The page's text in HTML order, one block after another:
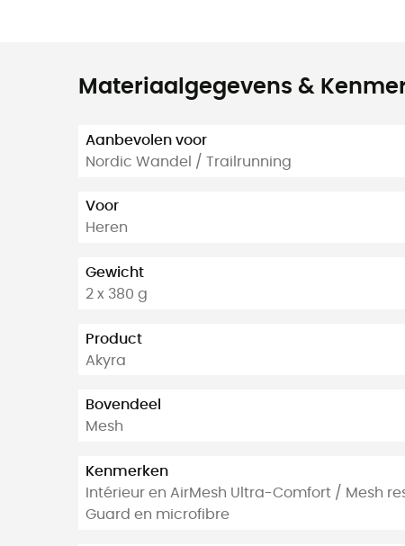
Materiaalgegevens &
Aanbevolen voor
Nordic Wandel / Trailrunning
Voor
Heren
Gewicht
2 x 380 g
Product
Akyra
Bovendeel
Mesh
Kenmerken
Intérieur en AirMesh Ultra-Comfort / Mesh
Guard en microfibre